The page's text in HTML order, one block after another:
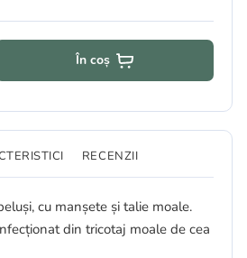
În coș
RECENZII
cu manșete și talie moale.
din tricotaj moale de cea